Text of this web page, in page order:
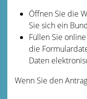
Öffnen Sie die
Sie sich ein
Füllen Sie
die
Daten
Wenn Sie den